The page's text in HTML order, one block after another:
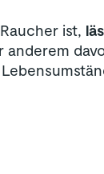
ist,